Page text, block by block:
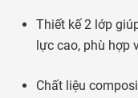
Thiết kế 2 lớp
lực cao, phù hợp
Chất liệu